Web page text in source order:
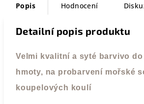
Popis Hodnocení
Detailní popis produktu
Velmi kvalitní a syté barvivo
hmoty, na probarvení mořské
koupelových koulí